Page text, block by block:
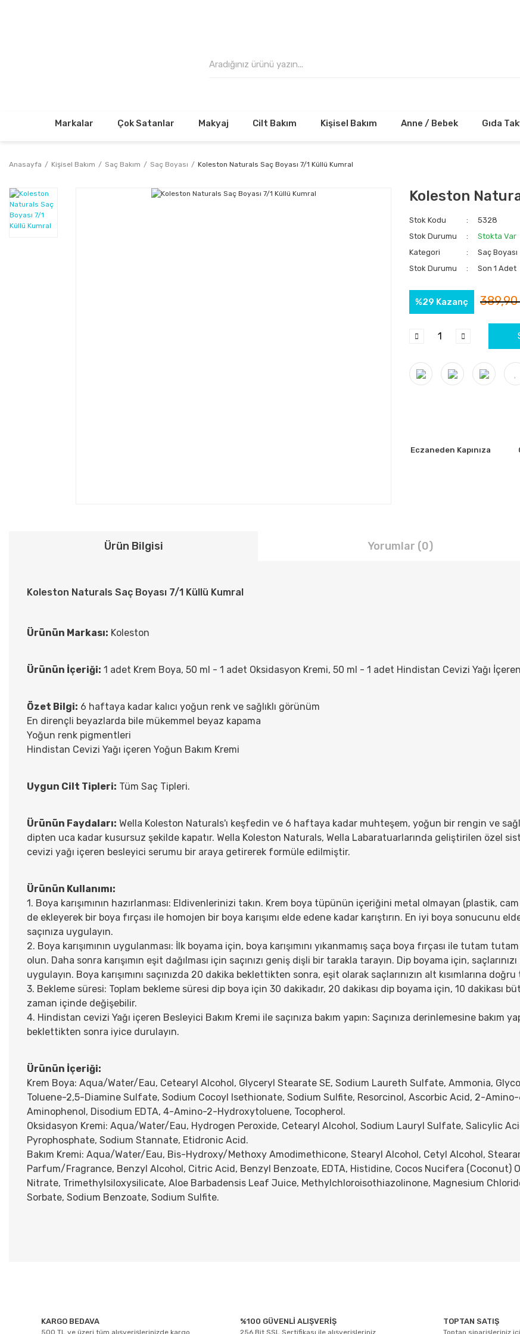
Markalar Çok Satanlar Makyaj Cilt Bakım Kişisel Bakım Anne / Bebek Gıda
Anasayfa Kişisel Bakım Saç Bakım Saç Boyası Koleston Naturals Saç Boyası 7/1 Küllü Kumral
Koleston
Stok Kodu
5328
Stok Durumu
Stokta Var
Kategori
Saç Boyası
Stok Durumu
Son 1 Adet
%29 Kazanç
Eczaneden Kapınıza
Ürün Bilgisi Yorumlar (0)
Koleston Naturals Saç Boyası 7/1 Küllü Kumral
Ürünün Markası: Koleston
Ürünün İçeriği: 1 adet Krem Boya, 50 ml - 1 adet Oksidasyon Kremi, 50 ml - 1 adet Hindistan Cevizi Yağı
Özet Bilgi: 6 haftaya kadar kalıcı yoğun renk ve sağlıklı görünüm
En dirençli beyazlarda bile mükemmel beyaz kapama
Yoğun renk pigmentleri
Hindistan Cevizi Yağı içeren Yoğun Bakım Kremi
Uygun Cilt Tipleri: Tüm Saç Tipleri.
Ürünün Faydaları: Wella Koleston Naturals'ı keşfedin ve 6 haftaya kadar muhteşem, yoğun bir rengin ve
dipten uca kadar kusursuz şekilde kapatır. Wella Koleston Naturals, Wella Labaratuarlarında geliştirilen özel
cevizi yağı içeren besleyici serumu bir araya getirerek formüle edilmiştir.
Ürünün Kullanımı:
1. Boya karışımının hazırlanması: Eldivenlerinizi takın. Krem boya tüpünün içeriğini metal olmayan (plastik,
de ekleyerek bir boya fırçası ile homojen bir boya karışımı elde edene kadar karıştırın. En iyi boya sonucunu
saçınıza uygulayın.
2. Boya karışımının uygulanması: İlk boyama için, boya karışımını yıkanmamış saça boya fırçası ile tutam
olun. Daha sonra karışımın eşit dağılması için saçınızı geniş dişli bir tarakla tarayın. Dip boyama için,
uygulayın. Boya karışımını saçınızda 20 dakika beklettikten sonra, eşit olarak saçlarınızın alt kısımlarına doğru
3. Bekleme süresi: Toplam bekleme süresi dip boya için 30 dakikadır, 20 dakikası dip boyama için, 10 dakikası
zaman içinde değişebilir.
4. Hindistan cevizi Yağı içeren Besleyici Bakım Kremi ile saçınıza bakım yapın: Saçınıza derinlemesine bakım
beklettikten sonra iyice durulayın.
Ürünün İçeriği:
Krem Boya: Aqua/Water/Eau, Cetearyl Alcohol, Glyceryl Stearate SE, Sodium Laureth Sulfate, Ammonia,
Toluene-2,5-Diamine Sulfate, Sodium Cocoyl Isethionate, Sodium Sulfite, Resorcinol, Ascorbic Acid, 2-
Aminophenol, Disodium EDTA, 4-Amino-2-Hydroxytoluene, Tocopherol.
Oksidasyon Kremi: Aqua/Water/Eau, Hydrogen Peroxide, Cetearyl Alcohol, Sodium Lauryl Sulfate, Salicylic
Pyrophosphate, Sodium Stannate, Etidronic Acid.
Bakım Kremi: Aqua/Water/Eau, Bis-Hydroxy/Methoxy Amodimethicone, Stearyl Alcohol, Cetyl Alcohol,
Parfum/Fragrance, Benzyl Alcohol, Citric Acid, Benzyl Benzoate, EDTA, Histidine, Cocos Nucifera (Coconut)
Nitrate, Trimethylsiloxysilicate, Aloe Barbadensis Leaf Juice, Methylchloroisothiazolinone, Magnesium
Sorbate, Sodium Benzoate, Sodium Sulfite.
KARGO BEDAVA
500 TL ve üzeri tüm alışverişlerinizde kargo
%100 GÜVENLİ ALIŞVERİŞ
256 Bit SSL Sertifikası ile alışverişleriniz
TOPTAN SATIŞ
Toptan siparişleriniz